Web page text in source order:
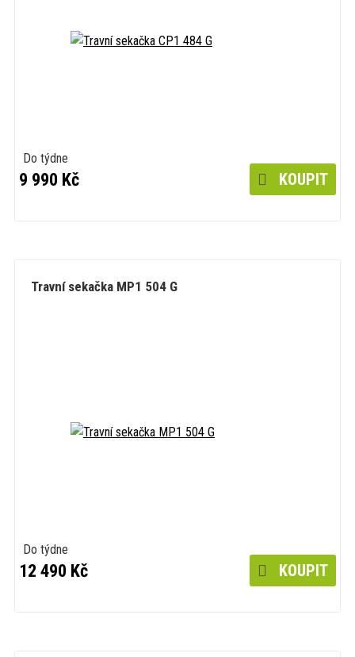
Do týdne
9 990 Kč KOUPIT
Travní sekačka MP1 504 G
Do týdne
12 490 Kč KOUPIT